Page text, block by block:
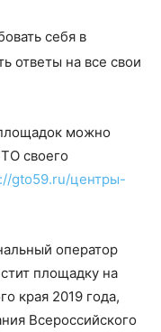
себя в
ответы на все свои
можно
своего
gto59.ru/центры-
оператор
площадку на
края 2019 года,
Всероссийского